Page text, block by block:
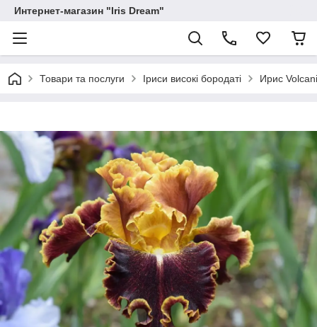
Интернет-магазин "Iris Dream"
Товари та послуги Іриси високі бородаті Ирис